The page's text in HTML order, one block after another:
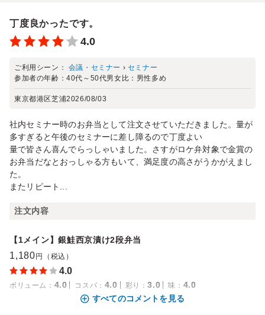
丁度良かったです。
4.0
ご利用シーン： 会議・セミナー › セミナー
参加者の年齢：40代～50代男女比： 男性多め
東京都港区芝浦2026/08/03
社内セミナー時のお弁当として注文させていただきました。量が
多すぎると午後のセミナーに差し障るので丁度よい
量で皆さん喜んでらっしゃいました。さすがロケ弁対象で金賞の
お弁当だなとおっしゃる方もいて、満足度の高さがうかがえまし
た。
またリピート...
注文内容
【1メイン】銀鮭西京漬け2段弁当
1,180 円（税込）
4.0
ボリューム ： 4.0 コスパ ： 4.0 彩り ：3.0 味 ： 4.0
すべてのコメントを見る